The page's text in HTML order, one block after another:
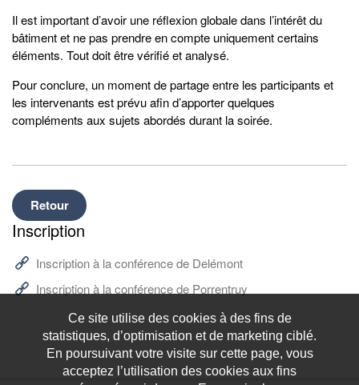
Il est important d’avoir une réflexion globale dans l’intérêt du
bâtiment et ne pas prendre en compte uniquement certains
éléments. Tout doit être vérifié et analysé.
Pour conclure, un moment de partage entre les participants et
les intervenants est prévu afin d’apporter quelques
compléments aux sujets abordés durant la soirée.
Retour
Inscription
Inscription à la conférence de Delémont
Inscription à la conférence de Porrentruy
Ce site utilise des cookies à des fins de
statistiques, d’optimisation et de marketing ciblé.
En poursuivant votre visite sur cette page, vous
acceptez l’utilisation des cookies aux fins